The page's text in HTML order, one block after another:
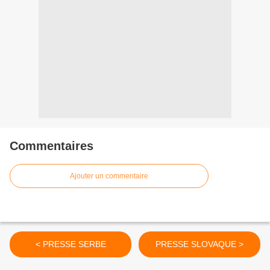
Commentaires
Ajouter un commentaire
< PRESSE SERBE PRESSE SLOVAQUE >